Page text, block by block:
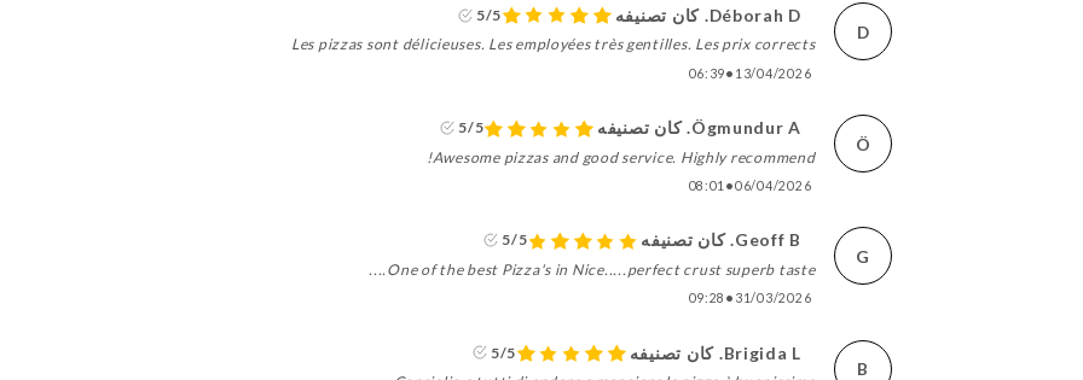
D
Déborah D. كان تصنيفه
5/5
Les pizzas sont délicieuses. Les employées très gentilles. Les prix corrects
13/04/2026
•
06:39
Ö
Ögmundur A. كان تصنيفه
5/5
Awesome pizzas and good service. Highly recommend!
06/04/2026
•
08:01
G
Geoff B. كان تصنيفه
5/5
One of the best Pizza's in Nice.....perfect crust superb taste....
31/03/2026
•
09:28
B
Brigida L. كان تصنيفه
5/5